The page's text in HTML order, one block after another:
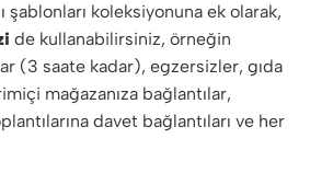
şablonları koleksiyonuna ek olarak,
de kullanabilirsiniz, örneğin
(3 saate kadar), egzersizler, gıda
mağazanıza bağlantılar,
davet bağlantıları ve her